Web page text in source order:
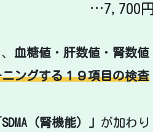
…7,700円
血糖値 ・ 肝数値 ・ 腎数値
ングする１９項目の検査
SDMA（腎機能）」 が加わり